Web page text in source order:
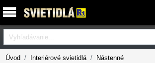
Vyhľadávanie
Úvod Interiérové svietidlá Nástenné